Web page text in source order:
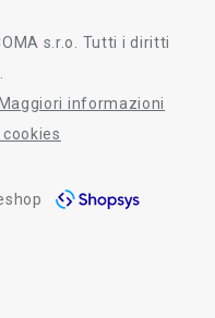
s.r.o. Tutti i diritti
Maggiori informazioni